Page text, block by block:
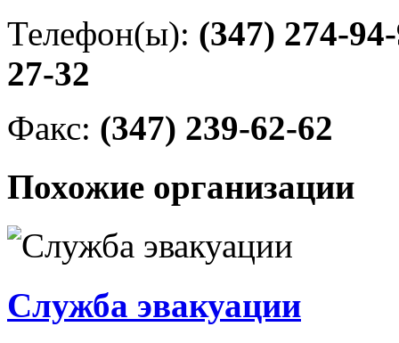
Телефон(ы): (347) 274-
27-32
Факс: (347) 239-62-62
Похожие организации
Служба эвакуации